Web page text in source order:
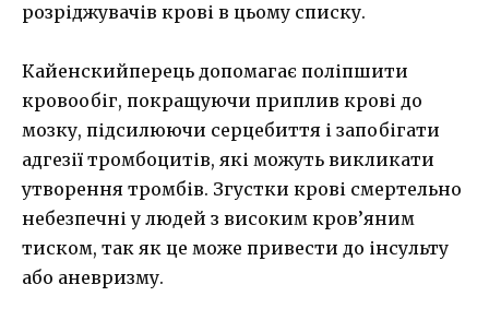
розріджувачів крові в цьому списку.
Кайенскийперець допомагає поліпшити
кровообіг, покращуючи приплив крові до
мозку, підсилюючи серцебиття і запобігати
адгезії тромбоцитів, які можуть викликати
утворення тромбів. Згустки крові смертельно
небезпечні у людей з високим кров’яним
тиском, так як це може привести до інсульту
або аневризму.